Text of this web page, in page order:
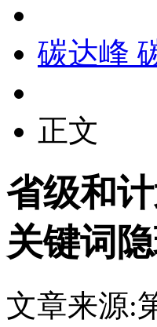
碳达峰
正文
省级和
关键词
文章来源: